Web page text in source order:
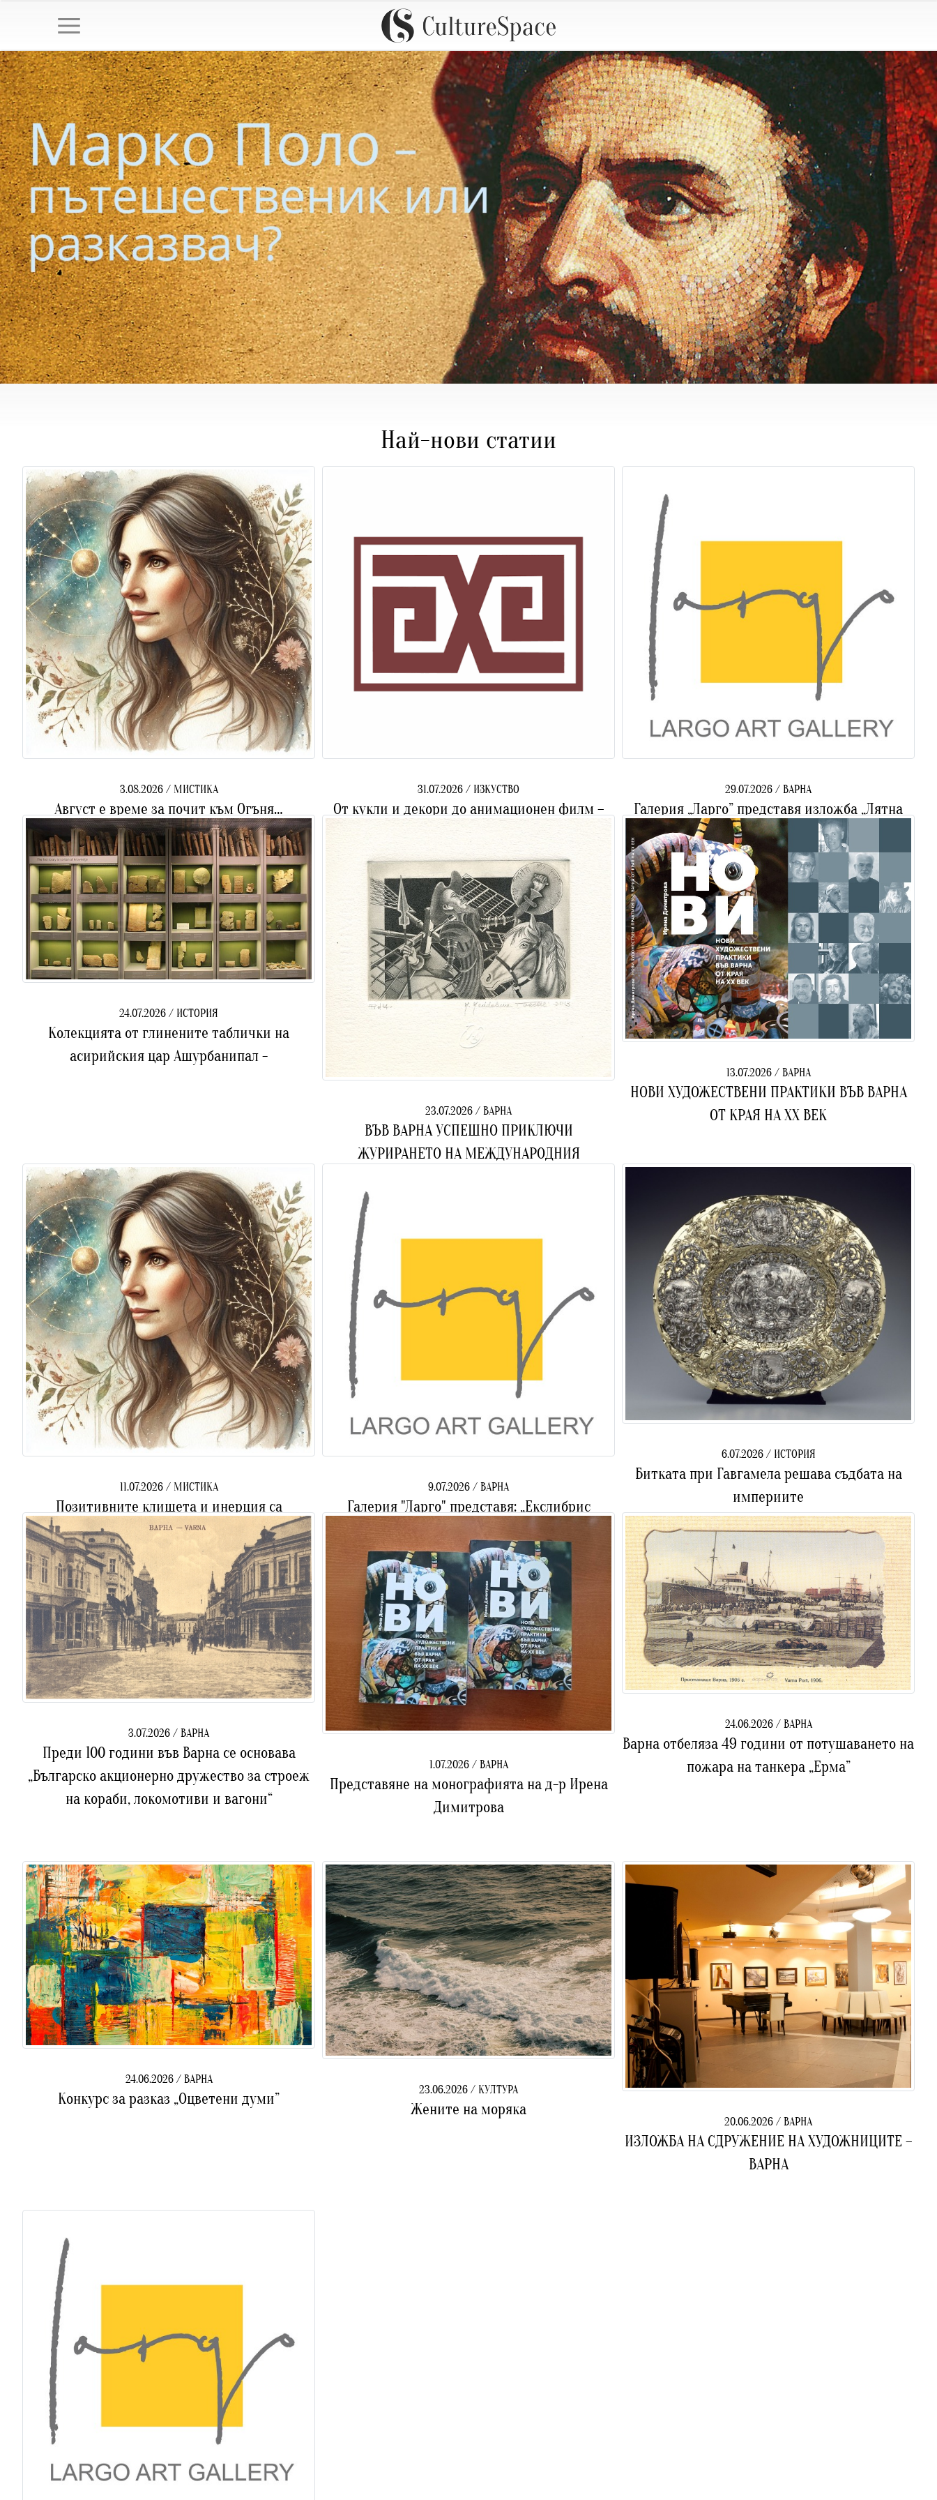
Най-нови статии
3.08.2026 / МИСТИКА
Август е време за почит към Огъня…
31.07.2026 / ИЗКУСТВО
От кукли и декори до анимационен филм –
29.07.2026 / ВАРНА
Галерия „Ларго” представя изложба „Лятна
разходка по Ларгото 7“
24.07.2026 / ИСТОРИЯ
Колекцията от глинените таблички на
асирийския цар Ашурбанипал -
23.07.2026 / ВАРНА
ВЪВ ВАРНА УСПЕШНО ПРИКЛЮЧИ
ЖУРИРАНЕТО НА МЕЖДУНАРОДНИЯ
13.07.2026 / ВАРНА
НОВИ ХУДОЖЕСТВЕНИ ПРАКТИКИ ВЪВ ВАРНА
ОТ КРАЯ НА ХХ ВЕК
11.07.2026 / МИСТИКА
Позитивните клишета и инерция са
някогашните цигари
9.07.2026 / ВАРНА
Галерия "Ларго" представя: „Екслибрис
Презареждане 7” - сборна изложба графика
на творби от Международен Екслибрис
Конкурс Варна
6.07.2026 / ИСТОРИЯ
Битката при Гавгамела решава съдбата на
империите
3.07.2026 / ВАРНА
Преди 100 години във Варна се основава
„Българско акционерно дружество за строеж
на кораби, локомотиви и вагони“
1.07.2026 / ВАРНА
Представяне на монографията на д-р Ирена
Димитрова
24.06.2026 / ВАРНА
Варна отбеляза 49 години от потушаването на
пожара на танкера „Ерма”
24.06.2026 / ВАРНА
Конкурс за разказ „Оцветени думи”
23.06.2026 / КУЛТУРА
Жените на моряка
20.06.2026 / ВАРНА
ИЗЛОЖБА НА СДРУЖЕНИЕ НА ХУДОЖНИЦИТЕ –
ВАРНА